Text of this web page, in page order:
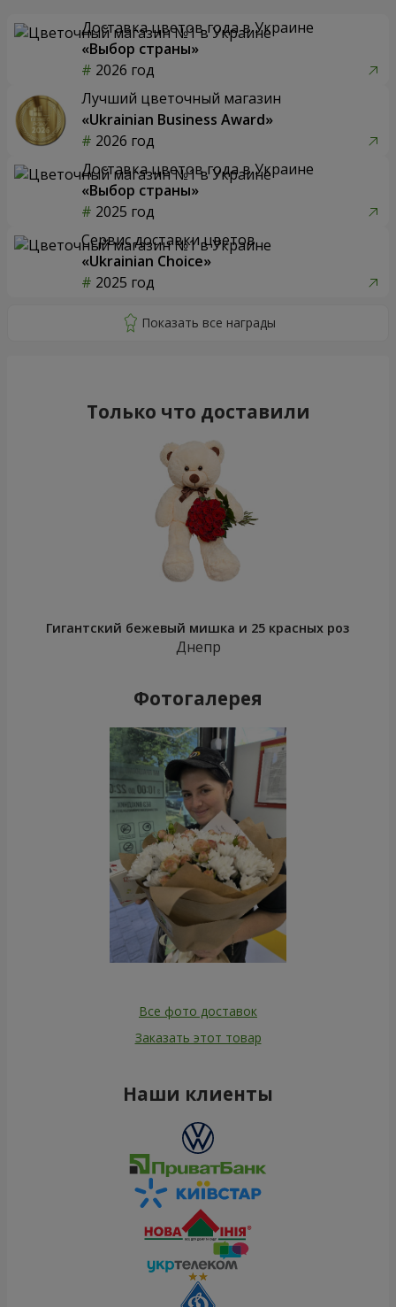
Доставка цветов года в Украине
«Выбор страны»
2026 год
Лучший цветочный магазин
«Ukrainian Business Award»
2026 год
Доставка цветов года в Украине
«Выбор страны»
2025 год
Сервис доставки цветов
«Ukrainian Choice»
2025 год
Только что доставили
Гигантский бежевый мишка и 25 красных роз
Днепр
Фотогалерея
Все фото доставок
Заказать этот товар
Наши клиенты